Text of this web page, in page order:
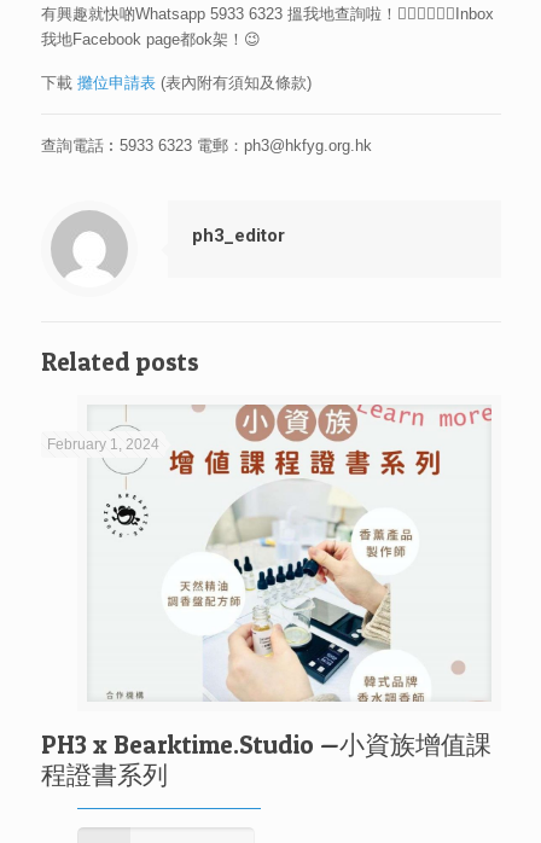
有興趣就快啲Whatsapp 5933 6323 搵我地查詢啦！🏃🏻‍♀🏃🏻‍♂Inbox
我地Facebook page都ok架！😉
下載 攤位申請表(表內附有須知及條款)
查詢電話︰5933 6323 電郵：ph3@hkfyg.org.hk
ph3_editor
Related posts
February 1, 2024
PH3 x Bearktime.Studio —小資族增值課
程證書系列